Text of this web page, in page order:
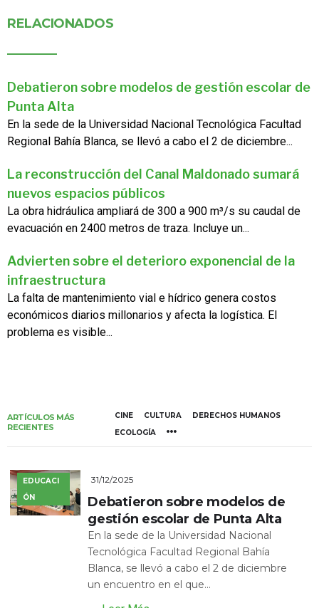
RELACIONADOS
Debatieron sobre modelos de gestión escolar de
Punta Alta
En la sede de la Universidad Nacional Tecnológica Facultad
Regional Bahía Blanca, se llevó a cabo el 2 de diciembre...
La reconstrucción del Canal Maldonado sumará
nuevos espacios públicos
La obra hidráulica ampliará de 300 a 900 m³/s su caudal de
evacuación en 2400 metros de traza. Incluye un...
Advierten sobre el deterioro exponencial de la
infraestructura
La falta de mantenimiento vial e hídrico genera costos
económicos diarios millonarios y afecta la logística. El
problema es visible...
ARTÍCULOS MÁS
RECIENTES
CINE CULTURA
DERECHOS HUMANOS
ECOLOGÍA
EDUCACI
ÓN
31/12/2025
Debatieron sobre modelos de
gestión escolar de Punta Alta
En la sede de la Universidad Nacional
Tecnológica Facultad Regional Bahía
Blanca, se llevó a cabo el 2 de diciembre
un encuentro en el que...